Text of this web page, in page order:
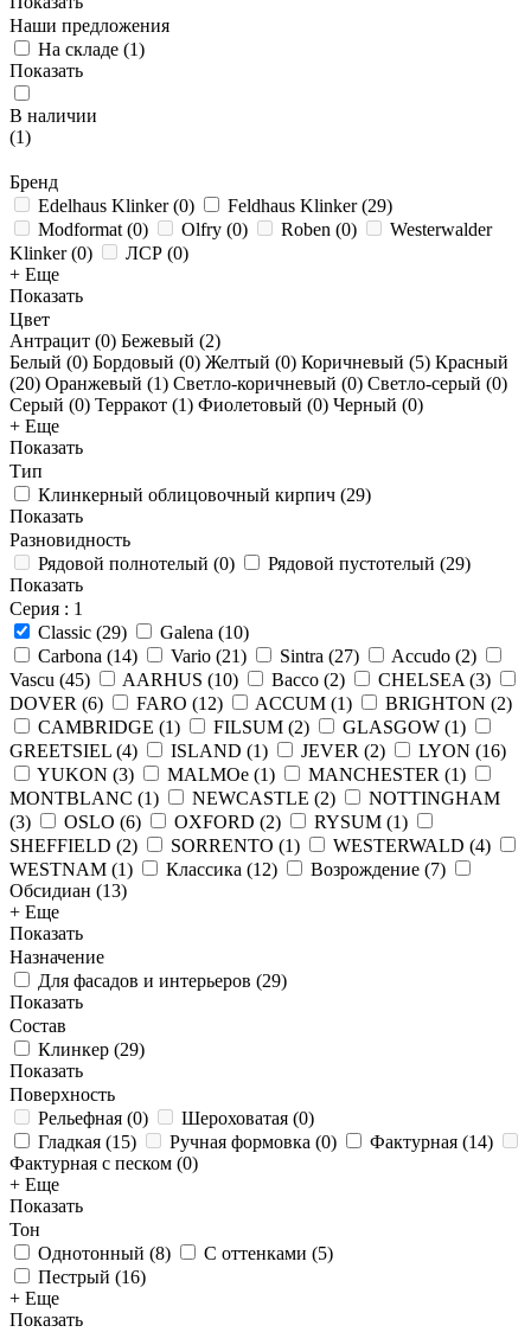
Наши предложения
На складе (1)
Показать
В наличии
(1)
Бренд
Edelhaus Klinker(0) Feldhaus Klinker(29)
Modformat (0) Olfry (0) Roben (0)
Westerwalder
Klinker(0) ЛСР (0)
+ Еще
Показать
Цвет
Антрацит (0) Бежевый (2)
Белый (0) Бордовый (0) Желтый (0) Коричневый (5) Красный
(20) Оранжевый (1) Светло-коричневый (0) Светло-серый (0)
Серый (0) Терракот (1) Фиолетовый (0) Черный (0)
+ Еще
Показать
Тип
Клинкерный облицовочный кирпич (29)
Показать
Разновидность
Рядовой полнотелый (0) Рядовой пустотелый (29)
Показать
Серия : 1
Classic (29) Galena (10)
Carbona (14) Vario (21) Sintra (27) Accudo (2)
Vascu (45) AARHUS (10) Bacco (2) CHELSEA (3)
DOVER (6) FARO (12) ACCUM (1) BRIGHTON (2)
CAMBRIDGE (1) FILSUM (2) GLASGOW (1)
GREETSIEL (4) ISLAND (1) JEVER (2) LYON (16)
YUKON (3) MALMOe (1) MANCHESTER (1)
MONTBLANC (1) NEWCASTLE (2)
NOTTINGHAM
(3) OSLO (6) OXFORD (2) RYSUM (1)
SHEFFIELD (2) SORRENTO (1) WESTERWALD (4)
WESTNAM (1) Классика (12) Возрождение (7)
Обсидиан (13)
+ Еще
Показать
Назначение
Для фасадов и интерьеров (29)
Показать
Состав
Клинкер (29)
Показать
Поверхность
Рельефная (0) Шероховатая (0)
Гладкая (15) Ручная формовка (0) Фактурная (14)
Фактурная с песком (0)
+ Еще
Показать
Тон
Однотонный (8) С оттенками (5)
Пестрый (16)
+ Еще
Показать